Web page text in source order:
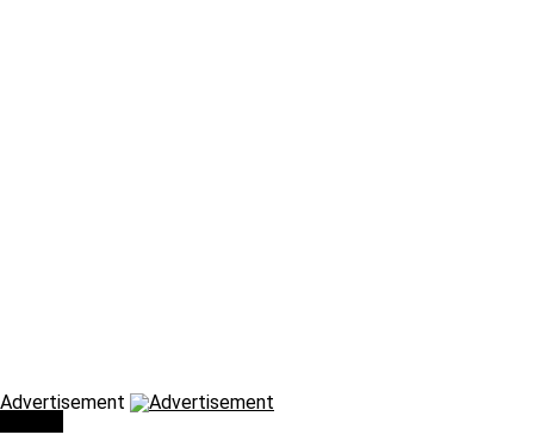
Advertisement